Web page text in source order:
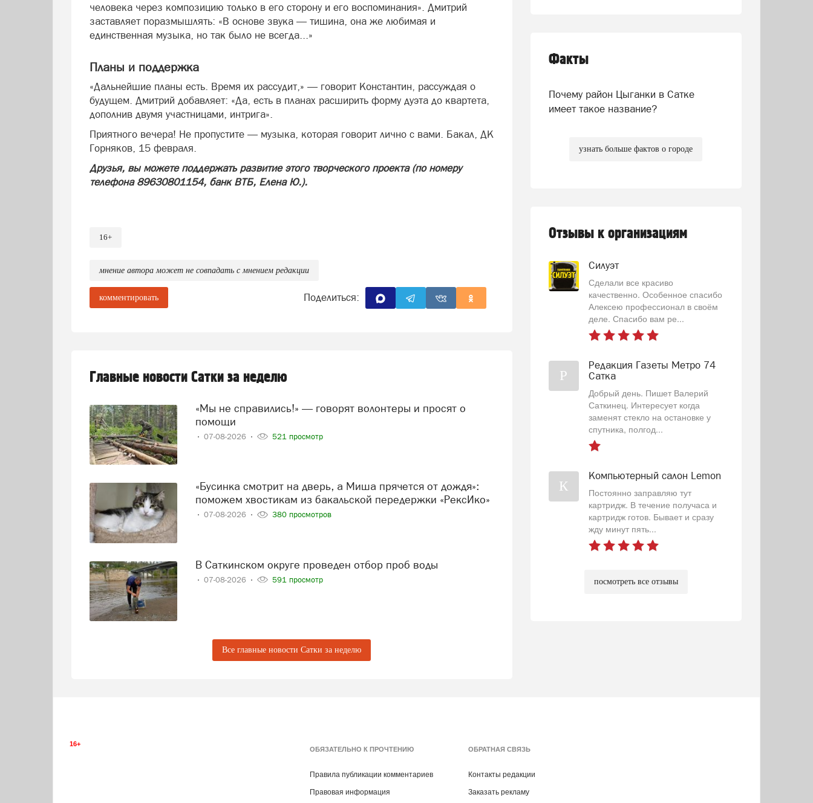
человека через композицию только в его сторону и его воспоминания». Дмитрий
заставляет поразмышлять: «В основе звука — тишина, она же любимая и
единственная музыка, но так было не всегда...»
Планы и поддержка
«Дальнейшие планы есть. Время их рассудит,» — говорит Константин, рассуждая о
будущем. Дмитрий добавляет: «Да, есть в планах расширить форму дуэта до квартета,
дополнив двумя участницами, интрига».
Приятного вечера! Не пропустите — музыка, которая говорит лично с вами. Бакал, ДК
Горняков, 15 февраля.
Друзья, вы можете поддержать развитие этого творческого проекта (по номеру
телефона 89630801154, банк ВТБ, Елена Ю.).
16+
мнение автора может не совпадать с мнением редакции
комментировать Поделиться:
Главные новости Сатки за неделю
«Мы не справились!» — говорят волонтеры и просят о
помощи
07-08-2026 521 просмотр
«Бусинка смотрит на дверь, а Миша прячется от дождя»:
поможем хвостикам из бакальской передержки «РексИко»
07-08-2026 380 просмотров
В Саткинском округе проведен отбор проб воды
07-08-2026 591 просмотр
Все главные новости Сатки за неделю
Факты
Почему район Цыганки в Сатке
имеет такое название?
узнать больше фактов о городе
Отзывы к организациям
Силуэт
Сделали все красиво
качественно. Особенное спасибо
Алексею профессионал в своём
деле. Спасибо вам ре...
Р
Редакция Газеты Метро 74
Сатка
Добрый день. Пишет Валерий
Саткинец. Интересует когда
заменят стекло на остановке у
спутника, полгод...
К
Компьютерный салон Lemon
Постоянно заправляю тут
картридж. В течение получаса и
картридж готов. Бывает и сразу
жду минут пять...
посмотреть все отзывы
16+
ОБЯЗАТЕЛЬНО К ПРОЧТЕНИЮ
Правила публикации комментариев
Правовая информация
ОБРАТНАЯ СВЯЗЬ
Контакты редакции
Заказать рекламу